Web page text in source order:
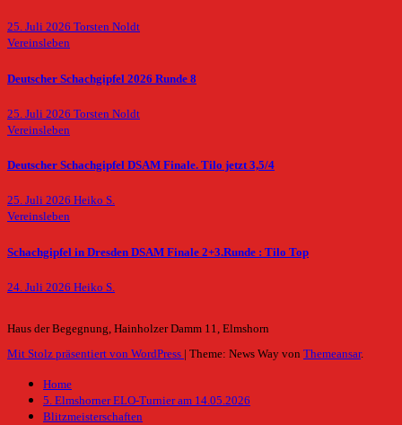
25. Juli 2026 Torsten Noldt
Vereinsleben
Deutscher Schachgipfel 2026 Runde 8
25. Juli 2026 Torsten Noldt
Vereinsleben
Deutscher Schachgipfel DSAM Finale. Tilo jetzt 3,5/4
25. Juli 2026 Heiko S.
Vereinsleben
Schachgipfel in Dresden DSAM Finale 2+3.Runde : Tilo Top
24. Juli 2026 Heiko S.
Haus der Begegnung, Hainholzer Damm 11, Elmshorn
Mit Stolz präsentiert von WordPress | Theme: News Way von Themeansar.
Home
5. Elmshorner ELO-Turnier am 14.05.2026
Blitzmeisterschaften